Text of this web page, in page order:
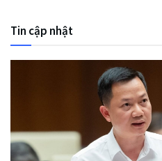
Tin cập nhật